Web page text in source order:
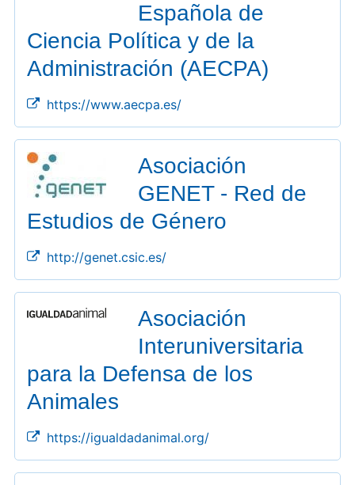
Española de
Ciencia Política y de la
Administración (AECPA)
https://www.aecpa.es/
Asociación
GENET - Red de
Estudios de Género
http://genet.csic.es/
Asociación
Interuniversitaria
para la Defensa de los
Animales
https://igualdadanimal.org/